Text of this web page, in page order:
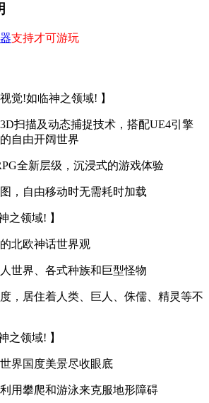
支持才可游玩
觉!如临神之领域! 】
扫描及动态捕捉技术，搭配UE4引擎
自由开阔世界
全新层级，沉浸式的游戏体验
，自由移动时无需耗时加载
之领域! 】
北欧神话世界观
世界、各式种族和巨型怪物
，居住着人类、巨人、侏儒、精灵等不
之领域! 】
界国度美景尽收眼底
用攀爬和游泳来克服地形障碍